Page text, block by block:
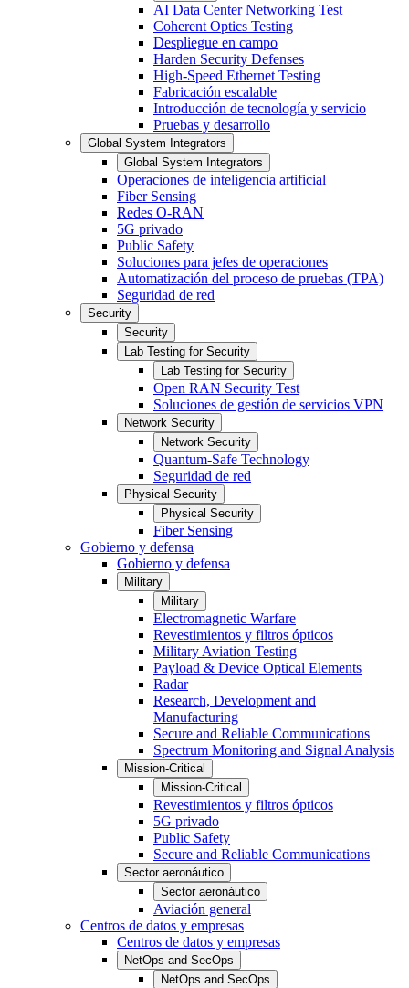
AI Data Center Networking Test
Coherent Optics Testing
Despliegue en campo
Harden Security Defenses
High-Speed Ethernet Testing
Fabricación escalable
Introducción de tecnología y servicio
Pruebas y desarrollo
Global System Integrators
Global System Integrators
Operaciones de inteligencia artificial
Fiber Sensing
Redes O-RAN
5G privado
Public Safety
Soluciones para jefes de operaciones
Automatización del proceso de pruebas (TPA)
Seguridad de red
Security
Security
Lab Testing for Security
Lab Testing for Security
Open RAN Security Test
Soluciones de gestión de servicios VPN
Network Security
Network Security
Quantum-Safe Technology
Seguridad de red
Physical Security
Physical Security
Fiber Sensing
Gobierno y defensa
Gobierno y defensa
Military
Military
Electromagnetic Warfare
Revestimientos y filtros ópticos
Military Aviation Testing
Payload & Device Optical Elements
Radar
Research, Development and
Manufacturing
Secure and Reliable Communications
Spectrum Monitoring and Signal Analysis
Mission-Critical
Mission-Critical
Revestimientos y filtros ópticos
5G privado
Public Safety
Secure and Reliable Communications
Sector aeronáutico
Sector aeronáutico
Aviación general
Centros de datos y empresas
Centros de datos y empresas
NetOps and SecOps
NetOps and SecOps